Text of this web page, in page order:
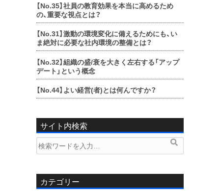
【No.35】社員の教育効果を本当に高めるため
の、重要な視点とは？
【No.31】激動の環境変化に備えるためにも、い
ま絶対に必要な社内環境の整備とは？
【No.32】組織の盛/衰を大きく左右する「アップ
デート」という概念
【No.44】 よい経営(者)とは何んですか？
サイト内検索
検
索
容:
カテゴリー